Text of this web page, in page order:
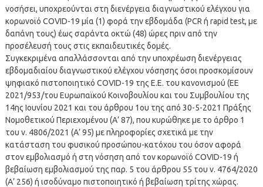
νοσήσει, υποχρεούνται στη διενέργεια διαγνωστικού ελέγχου για
κορωνοϊό COVID-19 μία (1) φορά την εβδομάδα (PCR ή rapid test, με
δαπάνη τους) έως σαράντα οκτώ (48) ώρες πριν από την
προσέλευσή τους στις εκπαιδευτικές δομές.
Συγκεκριμένα απαλλάσσονται από την υποχρέωση διενέργειας
εβδομαδιαίου διαγνωστικού ελέγχου νόσησης όσοι προσκομίσουν
ψηφιακό πιστοποιητικό COVID-19 της Ε.Ε. του κανονισμού (ΕΕ
2021/953/του Ευρωπαϊκού Κοινοβουλίου και του Συμβουλίου της
14ης Ιουνίου 2021 και του άρθρου 1ου της από 30-5-2021 Πράξης
Νομοθετικού Περιεχομένου (Α’ 87), που κυρώθηκε με το άρθρο 1
του ν. 4806/2021 (Α’ 95) με πληροφορίες σχετικά με την
κατάσταση του φυσικού προσώπου-κατόχου του όσον αφορά
στον εμβολιασμό ή στη νόσηση από τον κορωνοϊό COVID-19 ή
βεβαίωση εμβολιασμού της παρ. 5 του άρθρου 55 του ν. 4764/2020
(Α’ 256) ή ισοδύναμο πιστοποιητικό ή βεβαίωση τρίτης χώρας.